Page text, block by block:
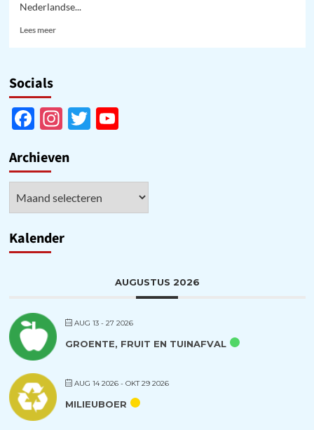
Nederlandse...
Lees meerLees
Socials
Facebook
Instagram
Twitter
YouTube
Archieven
Kalender
AUGUSTUS 2026
AUG 13 - 27 2026
GROENTE, FRUIT EN TUINAFVAL
AUG 14 2026- OKT 29 2026
MILIEUBOER